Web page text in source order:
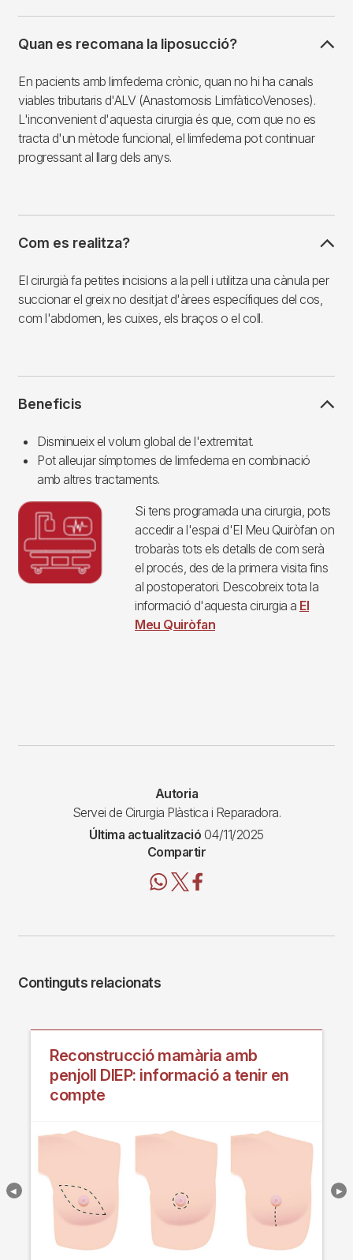
Quan es recomana la liposucció?
En pacients amb limfedema crònic, quan no hi ha canals
viables tributaris d'ALV (Anastomosis LimfàticoVenoses).
L'inconvenient d'aquesta cirurgia és que, com que no es
tracta d'un mètode funcional, el limfedema pot continuar
progressant al llarg dels anys.
Com es realitza?
El cirurgià fa petites incisions a la pell i utilitza una cànula per
succionar el greix no desitjat d'àrees específiques del cos,
com l'abdomen, les cuixes, els braços o el coll.
Beneficis
Disminueix el volum global de l'extremitat.
Pot alleujar símptomes de limfedema en combinació
amb altres tractaments.
Si tens programada una cirurgia, pots
accedir a l'espai d'El Meu Quiròfan on
trobaràs tots els detalls de com serà
el procés, des de la primera visita fins
al postoperatori. Descobreix tota la
informació d'aquesta cirurgia a El
Meu Quiròfan
Autoria
Servei de Cirurgia Plàstica i Reparadora.
Última actualització 04/11/2025
Compartir
Continguts relacionats
Reconstrucció mamària amb
penjoll DIEP: informació a tenir en
compte